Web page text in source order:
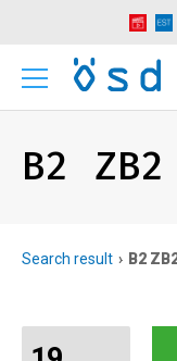
B2
Search result B2